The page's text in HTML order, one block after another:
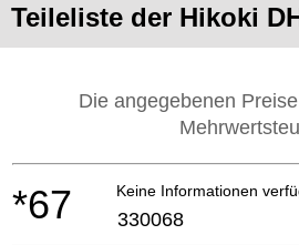
Teileliste der Hikoki
Die angegebenen
Keine Informationen
*67 330068